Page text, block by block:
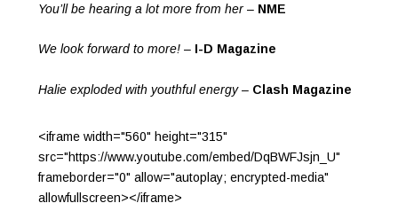
You’ll be hearing a lot more from her– NME
We look forward to more!– I-D Magazine
Halie exploded with youthful energy– Clash Magazine
<iframe width="560" height="315"
src="https://www.youtube.com/embed/DqBWFJsjn_U"
frameborder="0" allow="autoplay; encrypted-media"
allowfullscreen></iframe>